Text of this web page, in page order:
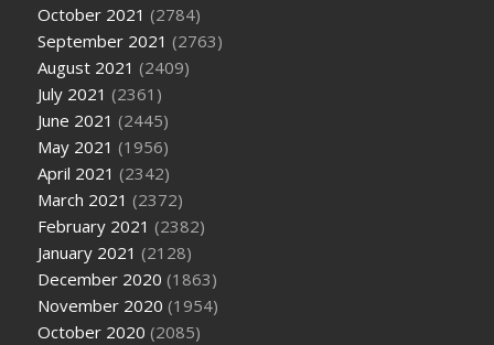
October 2021 (2784)
September 2021 (2763)
August 2021 (2409)
July 2021 (2361)
June 2021 (2445)
May 2021 (1956)
April 2021 (2342)
March 2021 (2372)
February 2021 (2382)
January 2021 (2128)
December 2020 (1863)
November 2020 (1954)
October 2020 (2085)